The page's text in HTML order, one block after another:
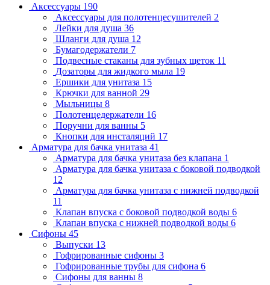
Аксессуары 190
Аксессуары для полотенцесушителей 2
Лейки для душа 36
Шланги для душа 12
Бумагодержатели 7
Подвесные стаканы для зубных щеток 11
Дозаторы для жидкого мыла 19
Ершики для унитаза 15
Крючки для ванной 29
Мыльницы 8
Полотенцедержатели 16
Поручни для ванны 5
Кнопки для инсталяций 17
Арматура для бачка унитаза 41
Арматура для бачка унитаза без клапана 1
Арматура для бачка унитаза с боковой подводкой
12
Арматура для бачка унитаза с нижней подводкой
11
Клапан впуска с боковой подводкой воды 6
Клапан впуска с нижней подводкой воды 6
Сифоны 45
Выпуски 13
Гофрированные сифоны 3
Гофрированные трубы для сифона 6
Сифоны для ванны 8